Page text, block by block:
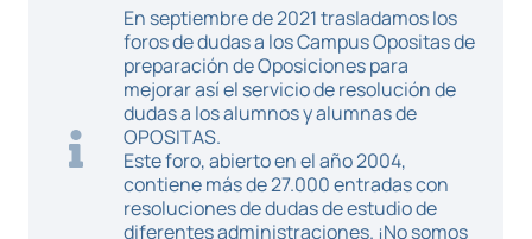
En septiembre de 2021 trasladamos los
foros de dudas a los Campus Opositas de
preparación de Oposiciones para
mejorar así el servicio de resolución de
dudas a los alumnos y alumnas de
OPOSITAS.
Este foro, abierto en el año 2004,
contiene más de 27.000 entradas con
resoluciones de dudas de estudio de
diferentes administraciones. ¡No somos